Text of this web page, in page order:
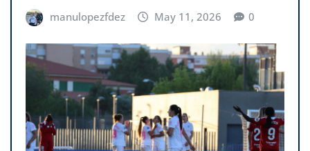
manulopezfdez May 11, 2026 0